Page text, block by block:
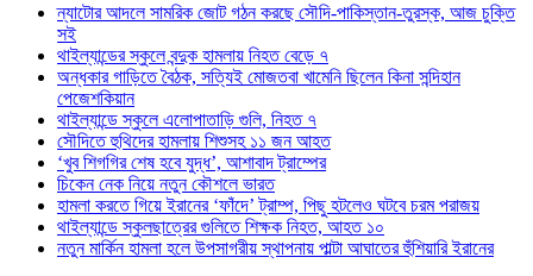
ন্যাটোর আদলে সামরিক জোট গঠন করছে সৌদি-পাকিস্তান-তুরস্ক, আজ চুক্তি
সই
থাইল্যান্ডের স্কুলে বন্দুক হামলায় নিহত বেড়ে ৭
অন্ধকার গাড়িতে বৈঠক, সত্যিই মোজতবা খামেনি ছিলেন কিনা সন্দিহান
পেজেশকিয়ান
থাইল্যান্ডে স্কুলে এলোপাতাড়ি গুলি, নিহত ৭
সৌদিতে হুথিদের হামলায় শিশুসহ ১১ জন আহত
‘খুব শিগগির শেষ হবে যুদ্ধ’, আশাবাদ ট্রাম্পের
চিকেন নেক নিয়ে নতুন কৌশলে ভারত
হামলা করতে গিয়ে ইরানের ‘ফাঁদে’ ট্রাম্প, পিছু হটলেও ঘটবে চরম পরাজয়
থাইল্যান্ডে স্কুলছাত্রের গুলিতে শিক্ষক নিহত, আহত ১০
নতুন মার্কিন হামলা হলে উপসাগরীয় স্থাপনায় পাল্টা আঘাতের হুঁশিয়ারি ইরানের